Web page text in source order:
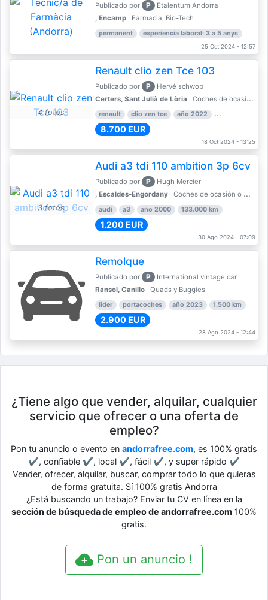
Publicado por P
Etalentum Andorra
, Encamp
Farmacia, Bio-Tech
permanent experiencia laboral: 3 a 5 anys
25 Oct 2024 - 12:57
4 fotos
Renault clio zen Tce 103
Publicado por P
Hervé schwob
Certers, Sant Julià de Lòria
Coches de ocasión o Nuevo
renault clio zen tce año 2022 39.000 km
8.700 EUR
18 Oct 2024 - 13:25
3 fotos
Audi a3 tdi 110 ambition 3p 6cv
Publicado por P
Hugh Mercier
, Escaldes-Engordany
Coches de ocasión o Nuevo
audi a3 año 2000 133.000 km
1.200 EUR
30 Ago 2024 - 07:09
Remolque
Publicado por P
International vintage car
Ransol, Canillo
Quads y Buggies
lider portacoches año 2023 1.500 km
2.900 EUR
28 Ago 2024 - 12:44
¿Tiene algo que vender, alquilar, cualquier
servicio que ofrecer o una oferta de
empleo?
Pon tu anuncio o evento en andorrafree.com, es 100% gratis
✔, confiable ✔, local ✔, fácil ✔, y super rápido ✔
Vender, ofrecer, alquilar, buscar, comprar todo lo que quieras
de forma gratuita. Sí 100% gratis Andorra
¿Está buscando un trabajo? Enviar tu CV en línea en la
sección de búsqueda de empleo de andorrafree.com 100%
gratis.
Pon un anuncio !